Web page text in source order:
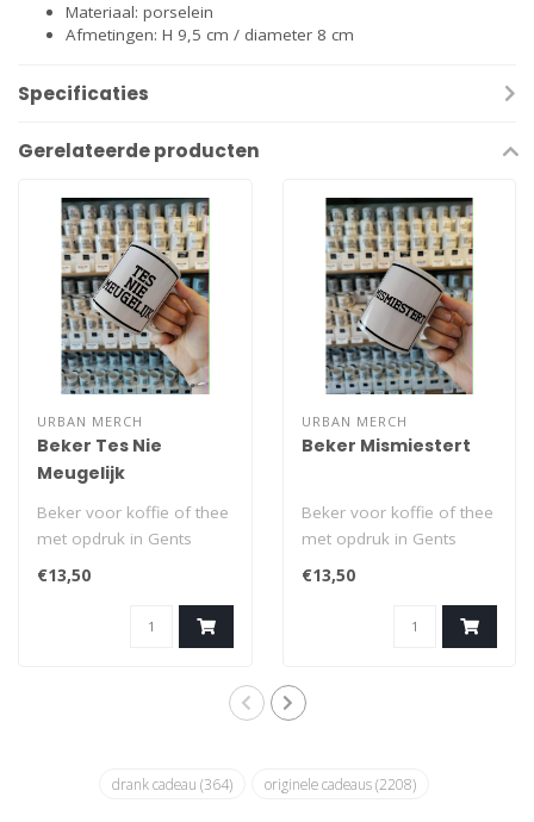
Materiaal: porselein
Afmetingen: H 9,5 cm / diameter 8 cm
Specificaties
Gerelateerde producten
URBAN MERCH
Beker Tes Nie
Meugelijk
Beker voor koffie of thee
met opdruk in Gents
(= asje..
€13,50
URBAN MERCH
Beker Mismiestert
Beker voor koffie of thee
met opdruk in Gents
verkeerd b..
€13,50
drank cadeau (364) originele cadeaus(2208)